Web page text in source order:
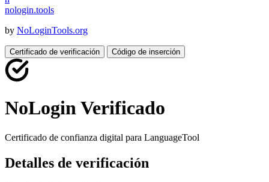
nologin.tools
by NoLoginTools.org
Certificado de verificación Código de inserción
NoLogin Verificado
Certificado de confianza digital para LanguageTool
Detalles de verificación